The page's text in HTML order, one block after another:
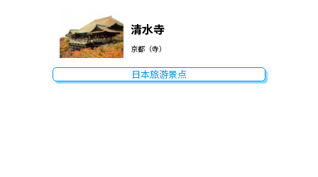
清水寺
京都（寺）
日本旅游景点